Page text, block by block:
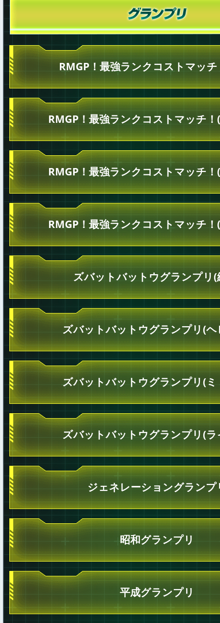
RMGP！最強ランクコストマッ
RMGP！最強ランクコストマッチ
RMGP！最強ランクコストマッチ
RMGP！最強ランクコストマッチ
ズバットバットウグランプリ(
ズバットバットウグランプリ(ヘ
ズバットバットウグランプリ(ミ
ズバットバットウグランプリ(ラ
ジェネレーショングランプ
昭和グランプリ
平成グランプリ